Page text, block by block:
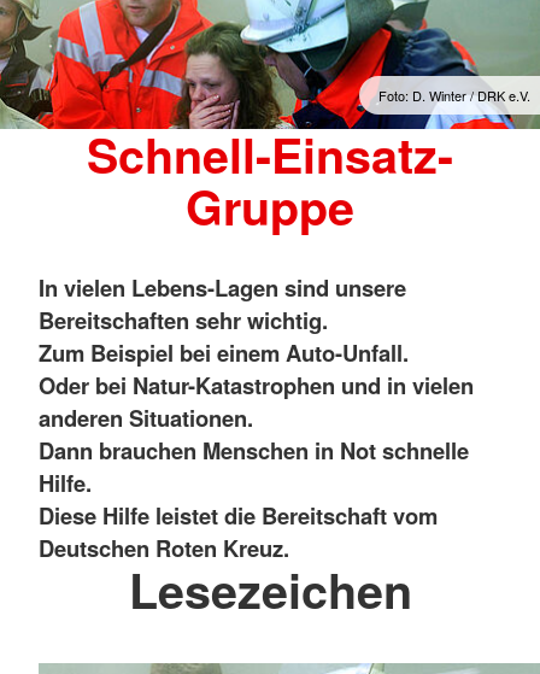
Foto: D. Winter / DRK e.V.
Schnell-Einsatz-
Gruppe
In vielen Lebens-Lagen sind unsere
Bereitschaften sehr wichtig.
Zum Beispiel bei einem Auto-Unfall.
Oder bei Natur-Katastrophen und in vielen
anderen Situationen.
Dann brauchen Menschen in Not schnelle
Hilfe.
Diese Hilfe leistet die Bereitschaft vom
Deutschen Roten Kreuz.
Lesezeichen